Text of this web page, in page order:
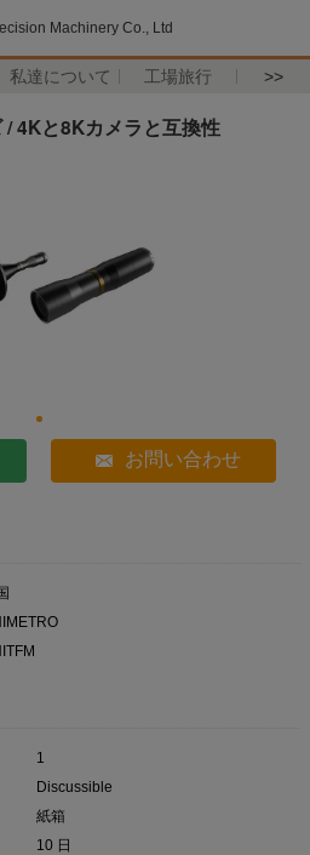
Machinery Co., Ltd
私達について 工場旅行 >>
4Kと8Kカメラと互換性
お問い合わせ
1
Discussible
紙箱
10 日